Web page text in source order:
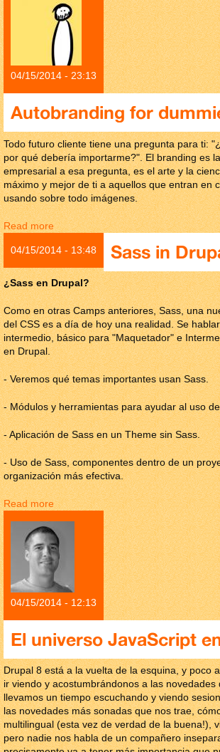
04/15/2014 - 23:13
Autobranding for
Todo futuro cliente tiene una pregunta para ti:
por qué debería importarme?". El branding es
empresarial a esa pregunta, es el arte y la
máximo y mejor de ti a aquellos que entran en
usando sobre todo imágenes.
Read moreabout Autobranding for dummies
04/15/2014 - 13:48 Sass in
¿Sass en Drupal?
Como en otras Camps anteriores, Sass, una
del CSS es a día de hoy una realidad. Se
intermedio, básico para "Maquetador" e
en Drupal.
- Veremos qué temas importantes usan Sass.
- Módulos y herramientas para ayudar al uso
- Aplicación de Sass en un Theme sin Sass.
- Uso de Sass, componentes dentro de un
organización más efectiva.
Read moreabout Sass in Drupal
04/15/2014 - 12:13
El universo JavaScript
Drupal 8 está a la vuelta de la esquina, y poco
ir viendo y acostumbrándonos a las novedades
llevamos un tiempo escuchando y viendo
las novedades más sonadas que nos trae,
multilingual (esta vez de verdad de la buena!),
pero nadie nos habla de un compañero